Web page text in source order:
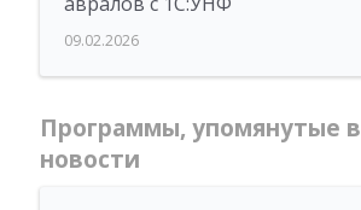
09.02.2026
Программы, упомянутые в
новости